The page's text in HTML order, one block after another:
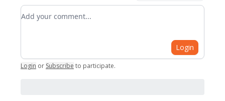
Add your comment
Login
Login or Subscribe to participate.